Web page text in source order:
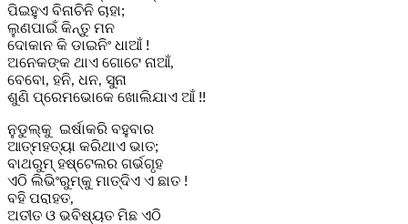
ପିଇହୁଏ ବିନାଚିନି ଚାହା;
ଲୁଣପାଇଁ କିନ୍ତୁ ମନ
ଦୋକାନ କି ଡାଇନିଂ ଧାଆଁ !
ଅନେକଙ୍କ ଥାଏ ଗୋଟେ ନାଆଁ,
ବେବୋ, ହନି, ଧନ, ସୁନା
ଶୁଣି ପ୍ରେମଭୋକେ ଖୋଲିଯାଏ ଆଁ !!
ନୁଡୁଲ୍‌କୁ ଇର୍ଷାକରି ବହୁବାର
ଆତ୍ମହତ୍ୟା କରିଥାଏ ଭାତ;
ବାଥରୁମ୍ ହଷ୍ଟେଲର ଗର୍ଭଗୃହ
ଏଠି ଲିଭିଂରୁମ୍‌କୁ ମାତ୍‌ଦିଏ ଏ ଛାତ !
ବହି ପରାହତ,
ଅତୀତ ଓ ଭବିଷ୍ୟତ ମିଛ ଏଠି